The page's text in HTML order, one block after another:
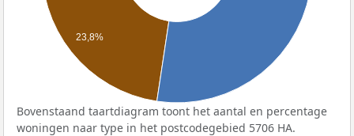
23,8%
Bovenstaand taartdiagram toont het aantal en percentage
woningen naar type in het postcodegebied 5706 HA.